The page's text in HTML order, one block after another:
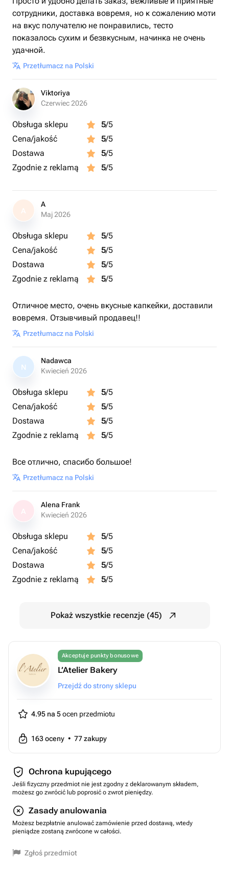
сотрудники, доставка вовремя, но к сожалению моти
на вкус получателю не понравились, тесто
показалось сухим и безвкусным, начинка не очень
удачной.
Przetłumacz na Polski
Viktoriya
Czerwiec 2026
Obsługa sklepu 5/5
Cena/jakość
5/5
Dostawa
5/5
Zgodnie z reklamą
5/5
A
A
Maj 2026
Obsługa sklepu 5/5
Cena/jakość
5/5
Dostawa
5/5
Zgodnie z reklamą
5/5
Отличное место, очень вкусные капкейки, доставили
вовремя. Отзывчивый продавец!!
Przetłumacz na Polski
N
Nadawca
Kwiecień 2026
Obsługa sklepu 5/5
Cena/jakość
5/5
Dostawa
5/5
Zgodnie z reklamą
5/5
Все отлично, спасибо большое!
Przetłumacz na Polski
Alena Frank
Kwiecień 2026
Obsługa sklepu 5/5
Cena/jakość
5/5
Dostawa
5/5
Zgodnie z reklamą
5/5
Pokaż wszystkie recenzje (45)
Akceptuje punkty bonusowe
L’Atelier Bakery
Przejdź do strony sklepu
4.95 na 5ocen przedmiotu
163oceny • 77zakupy
Ochrona kupującego
Jeśli fizyczny przedmiot nie jest zgodny z deklarowanym składem,
możesz go zwrócić lub poprosić o zwrot pieniędzy.
Zasady anulowania
Możesz bezpłatnie anulować zamówienie przed dostawą, wtedy
pieniądze zostaną zwrócone w całości.
Zgłoś przedmiot